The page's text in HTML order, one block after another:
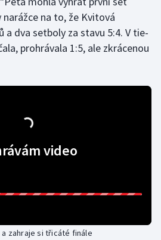
narážce na to, že Kvitová
a dva setboly za stavu 5:4. V tie-
prohrávala 1:5, ale zkrácenou
video
zahraje si třicáté finále